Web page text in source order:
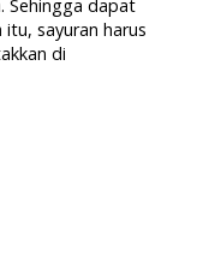
Sehingga dapat
sayuran harus
di